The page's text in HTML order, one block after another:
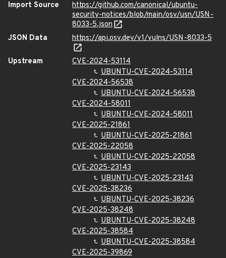
Import Source
https://github.com/canonical/ubuntu-
security-notices/blob/main/osv/usn/USN-
8033-5.json
JSON Data
https://api.osv.dev/v1/vulns/USN-8033-5
Upstream
CVE-2024-53114
UBUNTU-CVE-2024-53114
CVE-2024-56538
UBUNTU-CVE-2024-56538
CVE-2024-58011
UBUNTU-CVE-2024-58011
CVE-2025-21861
UBUNTU-CVE-2025-21861
CVE-2025-22058
UBUNTU-CVE-2025-22058
CVE-2025-23143
UBUNTU-CVE-2025-23143
CVE-2025-38236
UBUNTU-CVE-2025-38236
CVE-2025-38248
UBUNTU-CVE-2025-38248
CVE-2025-38584
UBUNTU-CVE-2025-38584
CVE-2025-39869